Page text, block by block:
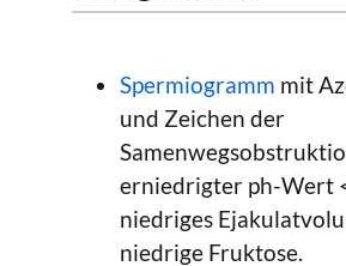
Spermiogramm mit
und Zeichen der
erniedrigter ph-Wert
niedriges
niedrige Fruktose.